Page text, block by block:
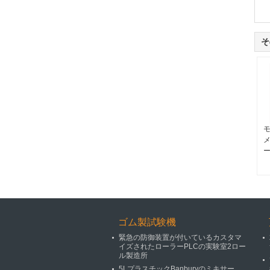
ゴム製試験機
緊急の防御装置が付いているカスタマ
イズされたローラーPLCの実験室2ロー
ル製造所